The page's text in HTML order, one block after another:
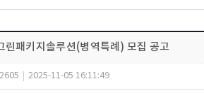
린패키지솔루션(병역특례) 모집 공고
2605 2025-11-05 16:11:49